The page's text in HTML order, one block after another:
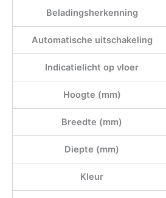
Beladingsherkenning
Automatische uitschakeling
Indicatielicht op vloer
Hoogte (mm)
Breedte (mm)
Diepte (mm)
Kleur